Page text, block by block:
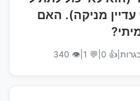
עדיין מניקה). האם
👍 0
💬 1
👁 340